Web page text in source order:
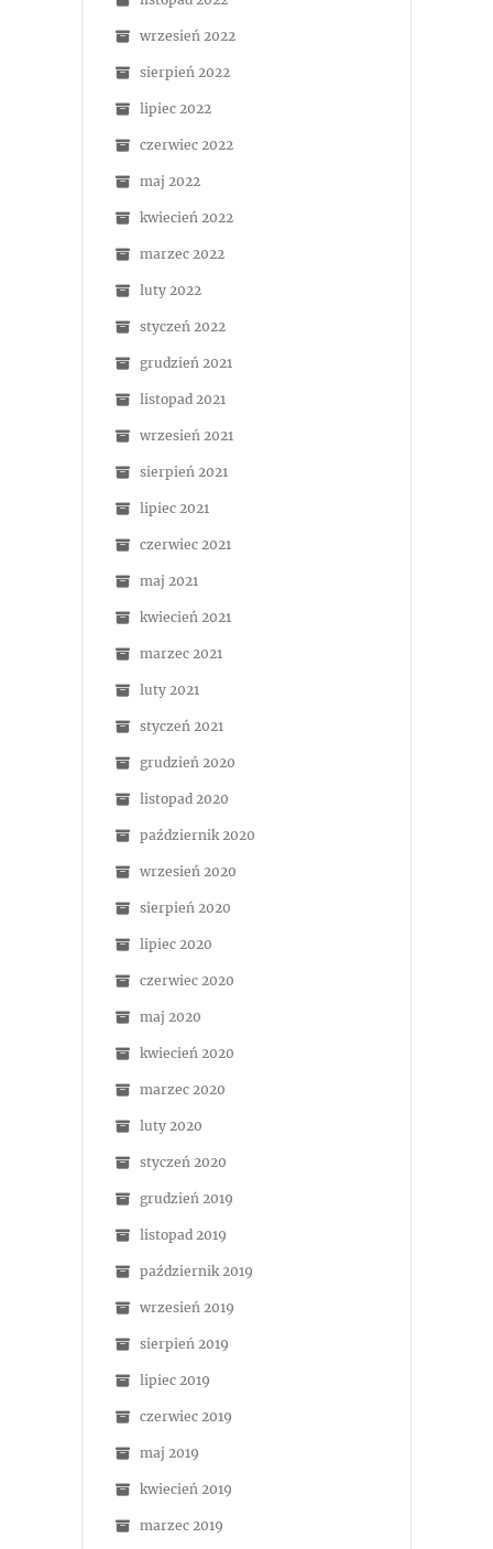
wrzesień 2022
sierpień 2022
lipiec 2022
czerwiec 2022
maj 2022
kwiecień 2022
marzec 2022
luty 2022
styczeń 2022
grudzień 2021
listopad 2021
wrzesień 2021
sierpień 2021
lipiec 2021
czerwiec 2021
maj 2021
kwiecień 2021
marzec 2021
luty 2021
styczeń 2021
grudzień 2020
listopad 2020
październik 2020
wrzesień 2020
sierpień 2020
lipiec 2020
czerwiec 2020
maj 2020
kwiecień 2020
marzec 2020
luty 2020
styczeń 2020
grudzień 2019
listopad 2019
październik 2019
wrzesień 2019
sierpień 2019
lipiec 2019
czerwiec 2019
maj 2019
kwiecień 2019
marzec 2019